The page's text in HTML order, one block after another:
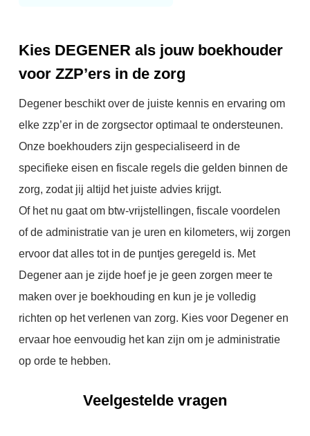
Kies DEGENER als jouw boekhouder
voor ZZP’ers in de zorg
Degener beschikt over de juiste kennis en ervaring om
elke zzp’er in de zorgsector optimaal te ondersteunen.
Onze boekhouders zijn gespecialiseerd in de
specifieke eisen en fiscale regels die gelden binnen de
zorg, zodat jij altijd het juiste advies krijgt.
Of het nu gaat om btw-vrijstellingen, fiscale voordelen
of de administratie van je uren en kilometers, wij zorgen
ervoor dat alles tot in de puntjes geregeld is. Met
Degener aan je zijde hoef je je geen zorgen meer te
maken over je boekhouding en kun je je volledig
richten op het verlenen van zorg. Kies voor Degener en
ervaar hoe eenvoudig het kan zijn om je administratie
op orde te hebben.
Veelgestelde vragen